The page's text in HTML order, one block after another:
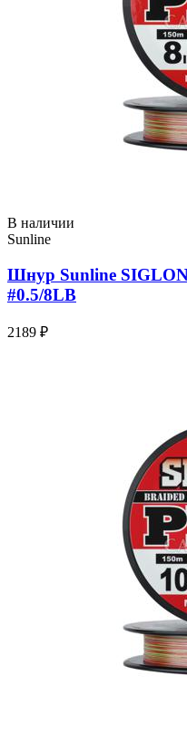
В наличии
Sunline
Шнур Sunline
#0.5/8LB
2189 ₽